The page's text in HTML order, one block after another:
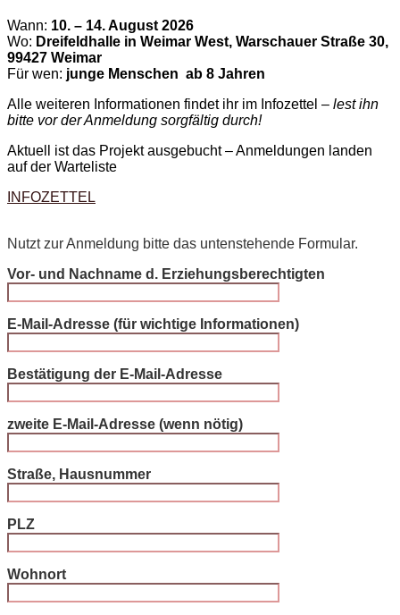
Wann: 10. – 14. August 2026
Wo: Dreifeldhalle in Weimar West, Warschauer Straße 30,
99427 Weimar
Für wen: junge Menschen ab 8 Jahren
Alle weiteren Informationen findet ihr im Infozettel – lest ihn
bitte vor der Anmeldung sorgfältig durch!
Aktuell ist das Projekt ausgebucht – Anmeldungen landen
auf der Warteliste
INFOZETTEL
Nutzt zur Anmeldung bitte das untenstehende Formular.
Vor- und Nachname d. Erziehungsberechtigten
E-Mail-Adresse (für wichtige Informationen)
Bestätigung der E-Mail-Adresse
zweite E-Mail-Adresse (wenn nötig)
Bitte lasse dieses Feld leer.
Straße, Hausnummer
PLZ
Wohnort